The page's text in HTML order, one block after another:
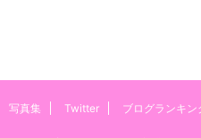
写真集 Twitter ブログランキン